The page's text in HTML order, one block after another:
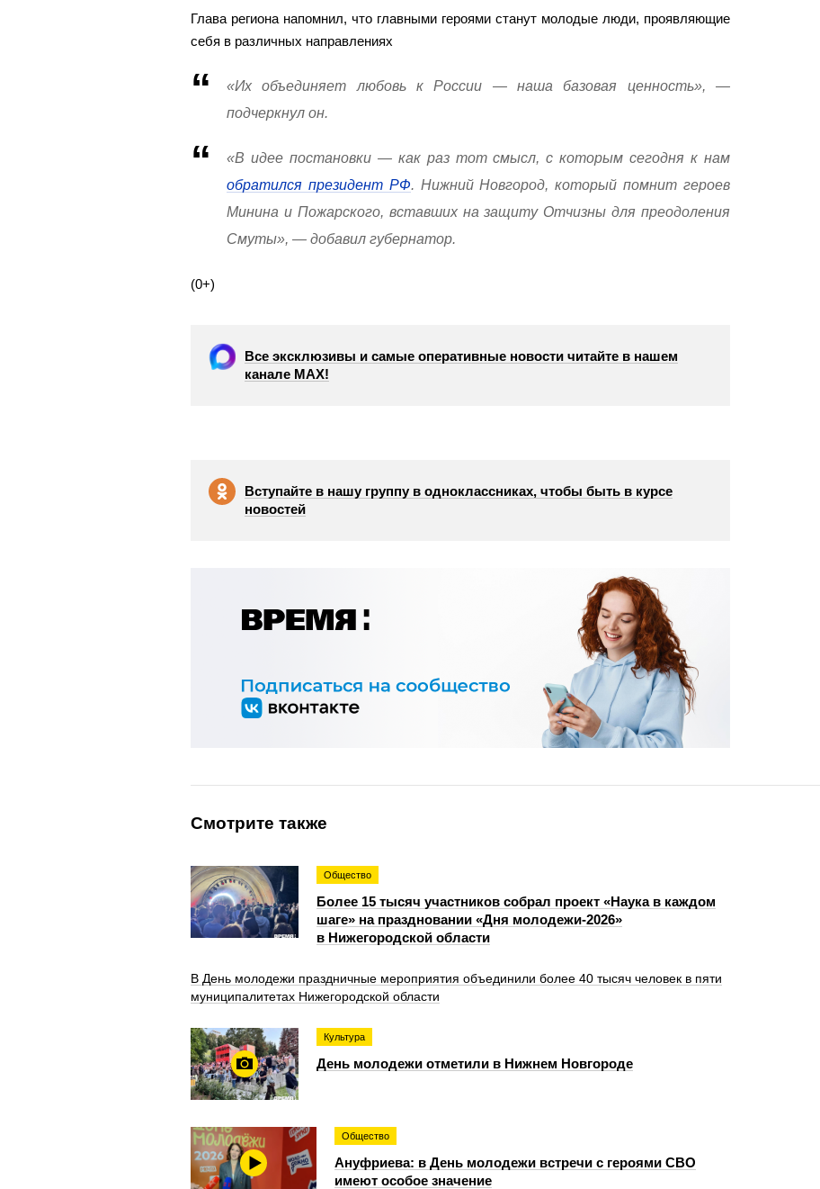
Глава региона напомнил, что главными героями станут молодые люди, проявляющие
себя в различных направлениях
«Их объединяет любовь к России — наша базовая ценность», —
подчеркнул он.
«В идее постановки — как раз тот смысл, с которым сегодня к нам
обратился президент РФ. Нижний Новгород, который помнит героев
Минина и Пожарского, вставших на защиту Отчизны для преодоления
Смуты», — добавил губернатор.
(0+)
Все эксклюзивы и самые оперативные новости читайте в нашем
канале МАХ!
Вступайте в нашу группу в одноклассниках, чтобы быть в курсе
новостей
Смотрите также
Общество
Более 15 тысяч участников собрал проект «Наука в каждом
шаге» на праздновании «Дня молодежи-2026»
в Нижегородской области
В День молодежи праздничные мероприятия объединили более 40 тысяч человек в пяти
муниципалитетах Нижегородской области
Культура
День молодежи отметили в Нижнем Новгороде
Общество
Ануфриева: в День молодежи встречи с героями СВО
имеют особое значение